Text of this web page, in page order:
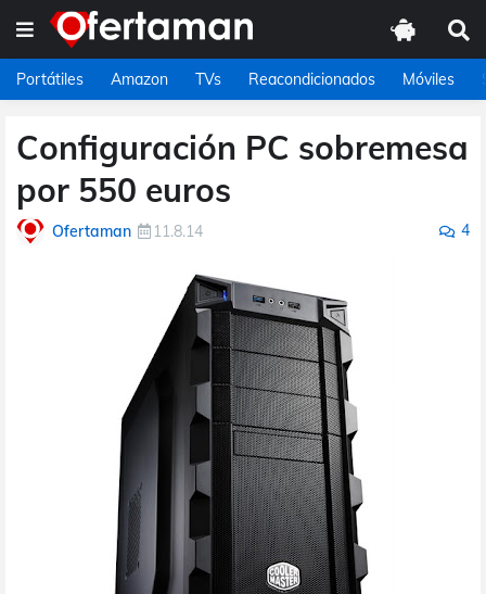
Portátiles Amazon TVs Reacondicionados Móviles
Configuración PC sobremesa
por 550 euros
Ofertaman 11.8.14 4